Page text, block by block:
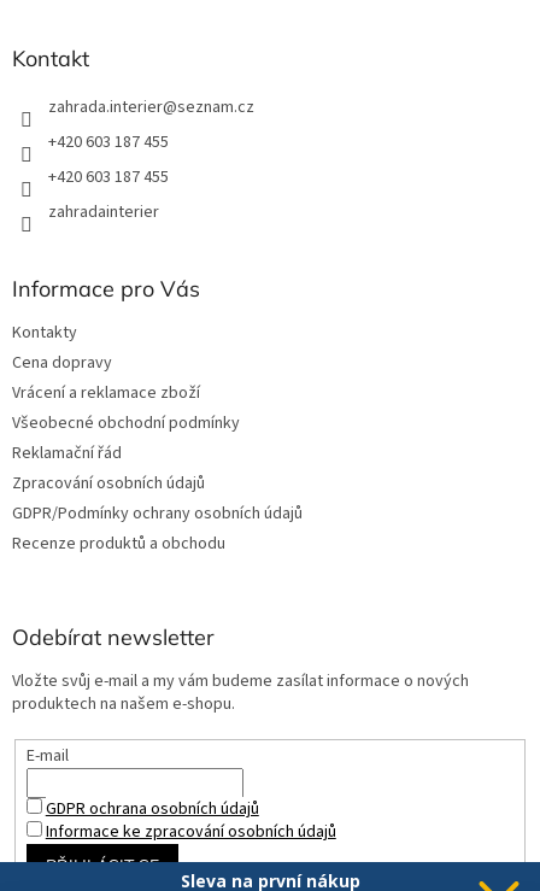
Kontakt
zahrada.interier@seznam.cz
+420 603 187 455
+420 603 187 455
zahradainterier
Informace pro Vás
Kontakty
Cena dopravy
Vrácení a reklamace zboží
Všeobecné obchodní podmínky
Reklamační řád
Zpracování osobních údajů
GDPR/Podmínky ochrany osobních údajů
Recenze produktů a obchodu
Odebírat newsletter
Vložte svůj e-mail a my vám budeme zasílat informace o nových
produktech na našem e-shopu.
E-mail
GDPR ochrana osobních údajů
Informace ke zpracování osobních údajů
PŘIHLÁSIT SE
Sleva na první nákup